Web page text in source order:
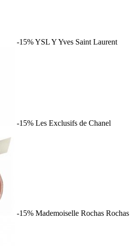
-15%YSL YYves Saint Laurent
-15% Les Exclusifs de Chanel
-15% Mademoiselle Rochas Rochas